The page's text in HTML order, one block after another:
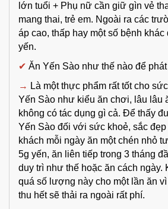
lớn tuổi + Phụ nữ cần giữ gìn vẻ
mang thai, trẻ em. Ngoài ra các
áp cao, thấp hay một số bệnh
yến.
✔ Ăn Yến Sào như thế nào để
→ Là một thực phẩm rất tốt cho
Yến Sào như kiểu ăn chơi, lâu lâu
không có tác dụng gì cả. Để thấy
Yến Sào đối với sức khoẻ, sắc
khách mỗi ngày ăn một chén nhỏ
5g yến, ăn liên tiếp trong 3 tháng
duy trì như thế hoặc ăn cách ngày.
quá số lượng này cho một lần ăn
thu hết sẽ thải ra ngoài rất phí.